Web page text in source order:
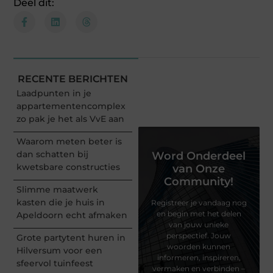
Deel dit:
RECENTE BERICHTEN
Laadpunten in je
appartementencomplex
zo pak je het als VvE aan
Waarom meten beter is
dan schatten bij
kwetsbare constructies
Slimme maatwerk
kasten die je huis in
Apeldoorn echt afmaken
Grote partytent huren in
Hilversum voor een
sfeervol tuinfeest
Word Onderdeel
van Onze
Community!
Registreer je vandaag nog
en begin met het delen
van jouw unieke
perspectief. Jouw
woorden kunnen
informeren, inspireren,
vermaken en verbinden –